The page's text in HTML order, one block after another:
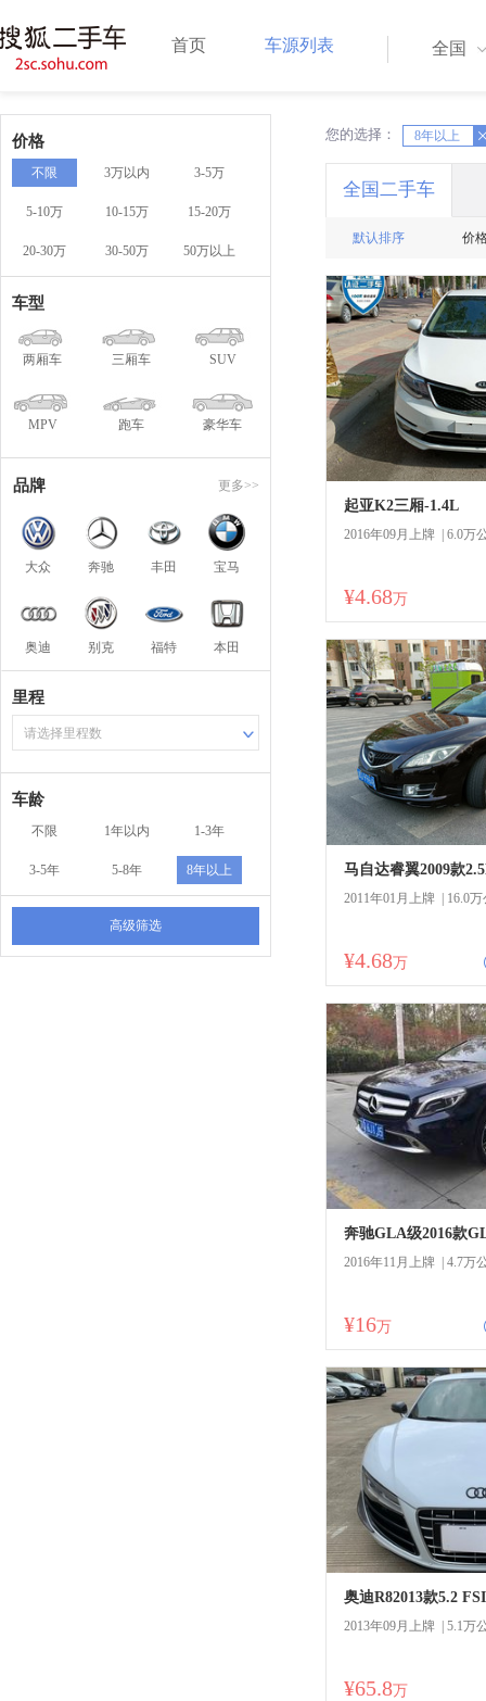
首页 车源列表 全国
价格
不限 3万以内 3-5万
5-10万 10-15万 15-20万
20-30万 30-50万 50万以上
车型
两厢车 三厢车 SUV
MPV 跑车 豪华车
品牌 更多>>
大众 奔驰 丰田 宝马
奥迪 别克 福特 本田
里程
请选择里程数
车龄
不限 1年以内 1-3年
3-5年 5-8年 8年以上
高级筛选
您的选择： 8年以上
X
全国二手车
默认排序 价
起亚K2三厢-1.4L
2016年09月上牌 | 6.0万
¥4.68万
马自达睿翼2009款
2011年01月上牌 | 16.0
¥4.68万
奔驰GLA级2016款
2016年11月上牌 | 4.7万
¥16万
奥迪R82013款5.2
2013年09月上牌 | 5.1万
¥65.8万